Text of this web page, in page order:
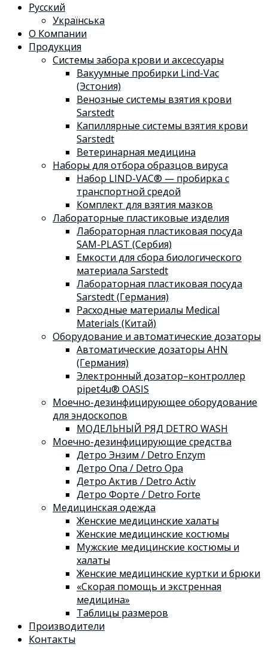
Русский
Українська
О Компании
Продукция
Системы забора крови и аксессуары
Вакуумные пробирки Lind-Vac
(Эстония)
Венозные системы взятия крови
Sarstedt
Капиллярные системы взятия крови
Sarstedt
Ветеринарная медицина
Наборы для отбора образцов вируса
Набор LIND-VAC® — пробирка с
транспортной средой
Комплект для взятия мазков
Лабораторные пластиковые изделия
Лабораторная пластиковая посуда
SAM-PLAST (Сербия)
Емкости для сбора биологического
материала Sarstedt
Лабораторная пластиковая посуда
Sarstedt (Германия)
Расходные материалы Medical
Materials (Китай)
Оборудование и автоматические дозаторы
Автоматические дозаторы AHN
(Германия)
Электронный дозатор–контроллер
pipet4u® OASIS
Моечно-дезинфицирующее оборудование
для эндоскопов
МОДЕЛЬНЫЙ РЯД DETRO WASH
Моечно-дезинфицирующие средства
Детро Энзим / Detro Enzym
Детро Опа / Detro Opa
Детро Актив / Detro Activ
Детро Форте / Detro Forte
Медицинская одежда
Женские медицинские халаты
Женские медицинские костюмы
Мужские медицинские костюмы и
халаты
Женские медицинские куртки и брюки
«Скорая помощь и экстренная
медицина»
Таблицы размеров
Производители
Контакты